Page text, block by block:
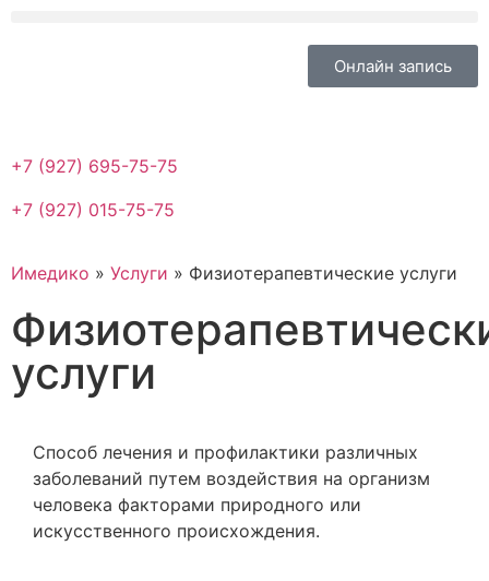
Онлайн запись
+7 (927) 695-75-75
+7 (927) 015-75-75
Имедико » Услуги » Физиотерапевтические услуги
услуги
Способ лечения и профилактики различных
заболеваний путем воздействия на организм
человека факторами природного или
искусственного происхождения.